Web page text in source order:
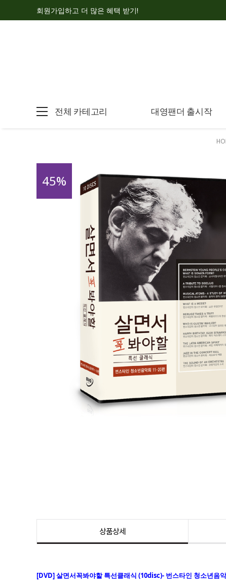
회원가입하고 더 많은 혜택 받기!
전체 카테고리 대영팬더 출시작
45%
상품상세
[DVD] 살면서꼭봐야할 특선클래식 (10disc)- 번스타인 청소년음